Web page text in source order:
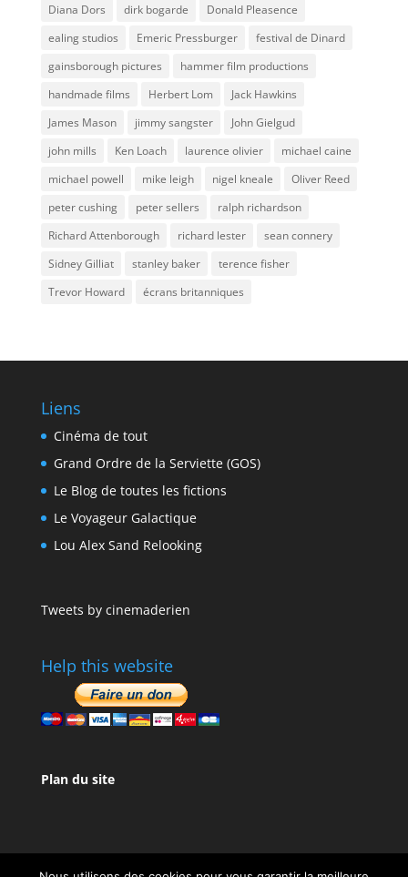
Diana Dors
dirk bogarde
Donald Pleasence
ealing studios
Emeric Pressburger
festival de Dinard
gainsborough pictures
hammer film productions
handmade films
Herbert Lom
Jack Hawkins
James Mason
jimmy sangster
John Gielgud
john mills
Ken Loach laurence olivier
michael caine
michael powell
mike leigh nigel kneale
Oliver Reed
peter cushing
peter sellers
ralph richardson
Richard Attenborough
richard lester
sean connery
Sidney Gilliat
stanley baker
terence fisher
Trevor Howard
écrans britanniques
Liens
Cinéma de tout
Grand Ordre de la Serviette (GOS)
Le Blog de toutes les fictions
Le Voyageur Galactique
Lou Alex Sand Relooking
Tweets by cinemaderien
Help this website
Plan du site